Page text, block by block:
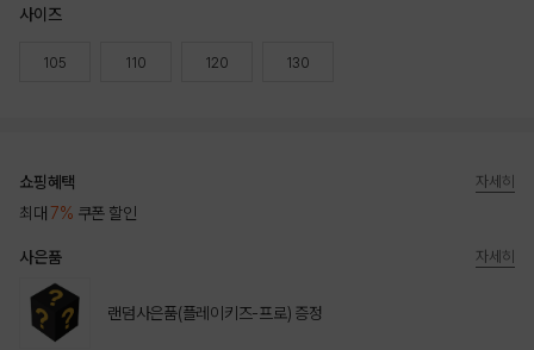
사이즈
105 110 120 130
쇼핑혜택
최대 7% 쿠폰 할인
자세히
사은품
랜덤사은품(플레이키즈-프로) 증정
자세히